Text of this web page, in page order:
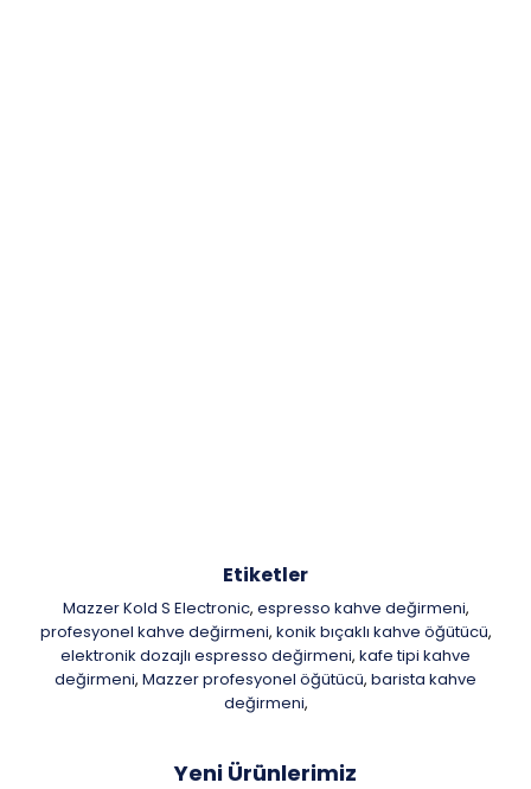
Etiketler
Mazzer Kold S Electronic, espresso kahve değirmeni,
profesyonel kahve değirmeni, konik bıçaklı kahve öğütücü,
elektronik dozajlı espresso değirmeni, kafe tipi kahve
değirmeni, Mazzer profesyonel öğütücü, barista kahve
değirmeni,
Yeni Ürünlerimiz